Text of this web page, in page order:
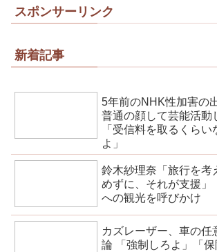
スポンサーリンク
新着記事
5年前のNHK性加害の
普通の顔して芸能活動
「受信料を取るくらい
よ」
鈴木紗理奈「旅行を考
めずに、それが支援
への観光を呼びかけ
カズレーザー、車の任
論 「強制しろよ」「